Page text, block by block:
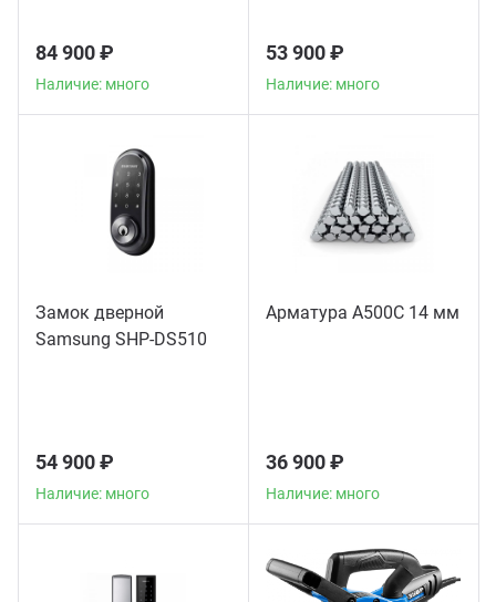
84 900 ₽
Наличие: много
53 900 ₽
Наличие: много
Замок дверной
Samsung SHP-DS510
54 900 ₽
Наличие: много
Арматура А500С 14 мм
36 900 ₽
Наличие: много